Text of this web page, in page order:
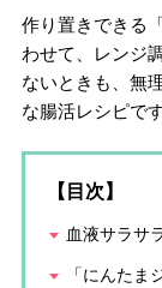
作り置きできる
わせて、レンジ
ないときも、無
な腸活レシピです
【目次】
血液サラサ
「にんたま